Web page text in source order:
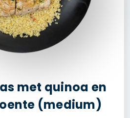
met quinoa en
(medium)